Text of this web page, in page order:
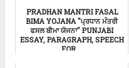
PRADHAN MANTRI FASAL
BIMA YOJANA "ਪ੍ਰਧਾਨ ਮੰਤਰੀ
ਫਸਲ ਬੀਮਾ ਯੋਜਨਾ" PUNJABI
ESSAY, PARAGRAPH, SPEECH
FOR ...